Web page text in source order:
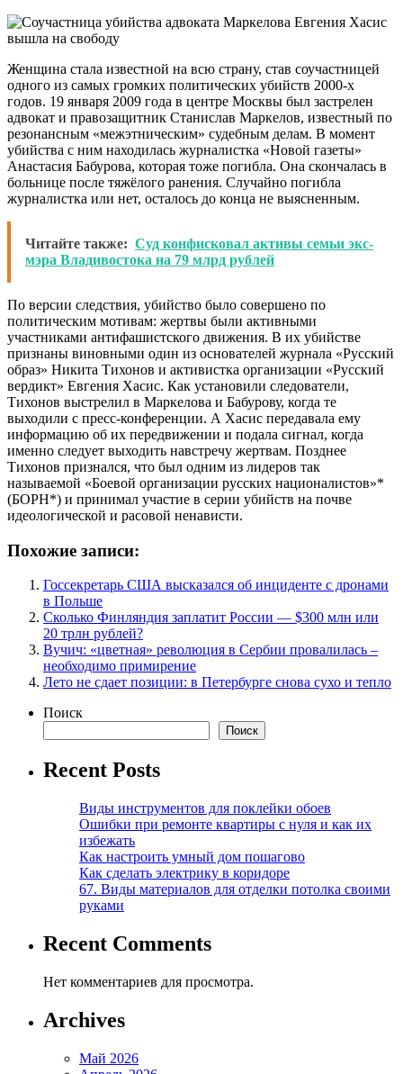
Женщина стала известной на всю страну, став соучастницей
одного из самых громких политических убийств 2000-х
годов. 19 января 2009 года в центре Москвы был застрелен
адвокат и правозащитник Станислав Маркелов, известный по
резонансным «межэтническим» судебным делам. В момент
убийства с ним находилась журналистка «Новой газеты»
Анастасия Бабурова, которая тоже погибла. Она скончалась в
больнице после тяжёлого ранения. Случайно погибла
журналистка или нет, осталось до конца не выясненным.
Читайте также: Суд конфисковал активы семьи экс-
мэра Владивостока на 79 млрд рублей
По версии следствия, убийство было совершено по
политическим мотивам: жертвы были активными
участниками антифашистского движения. В их убийстве
признаны виновными один из основателей журнала «Русский
образ» Никита Тихонов и активистка организации «Русский
вердикт» Евгения Хасис. Как установили следователи,
Тихонов выстрелил в Маркелова и Бабурову, когда те
выходили с пресс-конференции. А Хасис передавала ему
информацию об их передвижении и подала сигнал, когда
именно следует выходить навстречу жертвам. Позднее
Тихонов признался, что был одним из лидеров так
называемой «Боевой организации русских националистов»*
(БОРН*) и принимал участие в серии убийств на почве
идеологической и расовой ненависти.
Похожие записи:
Госсекретарь США высказался об инциденте с дронами
в Польше
Сколько Финляндия заплатит России — $300 млн или
20 трлн рублей?
Вучич: «цветная» революция в Сербии провалилась –
необходимо примирение
Лето не сдает позиции: в Петербурге снова сухо и тепло
Поиск
Поиск
Recent Posts
Виды инструментов для поклейки обоев
Ошибки при ремонте квартиры с нуля и как их
избежать
Как настроить умный дом пошагово
Как сделать электрику в коридоре
67. Виды материалов для отделки потолка своими
руками
Recent Comments
Нет комментариев для просмотра.
Archives
Май 2026